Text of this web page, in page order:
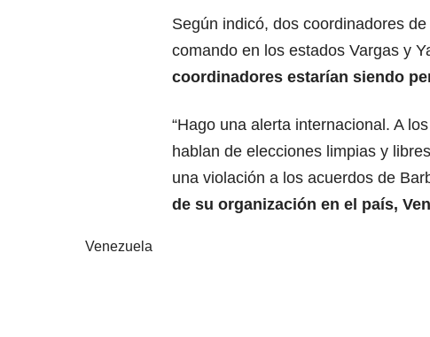
Según indicó, dos coordinadores
comando en los estados Vargas y
coordinadores estarían siendo
“Hago una alerta internacional. A
hablan de elecciones limpias y
una violación a los acuerdos de
de su organización en el país,
Venezuela